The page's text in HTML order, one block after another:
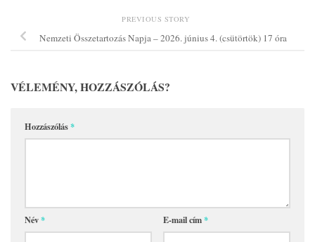
PREVIOUS STORY
Nemzeti Összetartozás Napja – 2026. június 4. (csütörtök) 17 óra
VÉLEMÉNY, HOZZÁSZÓLÁS?
Hozzászólás*
Név* E-mail cím*